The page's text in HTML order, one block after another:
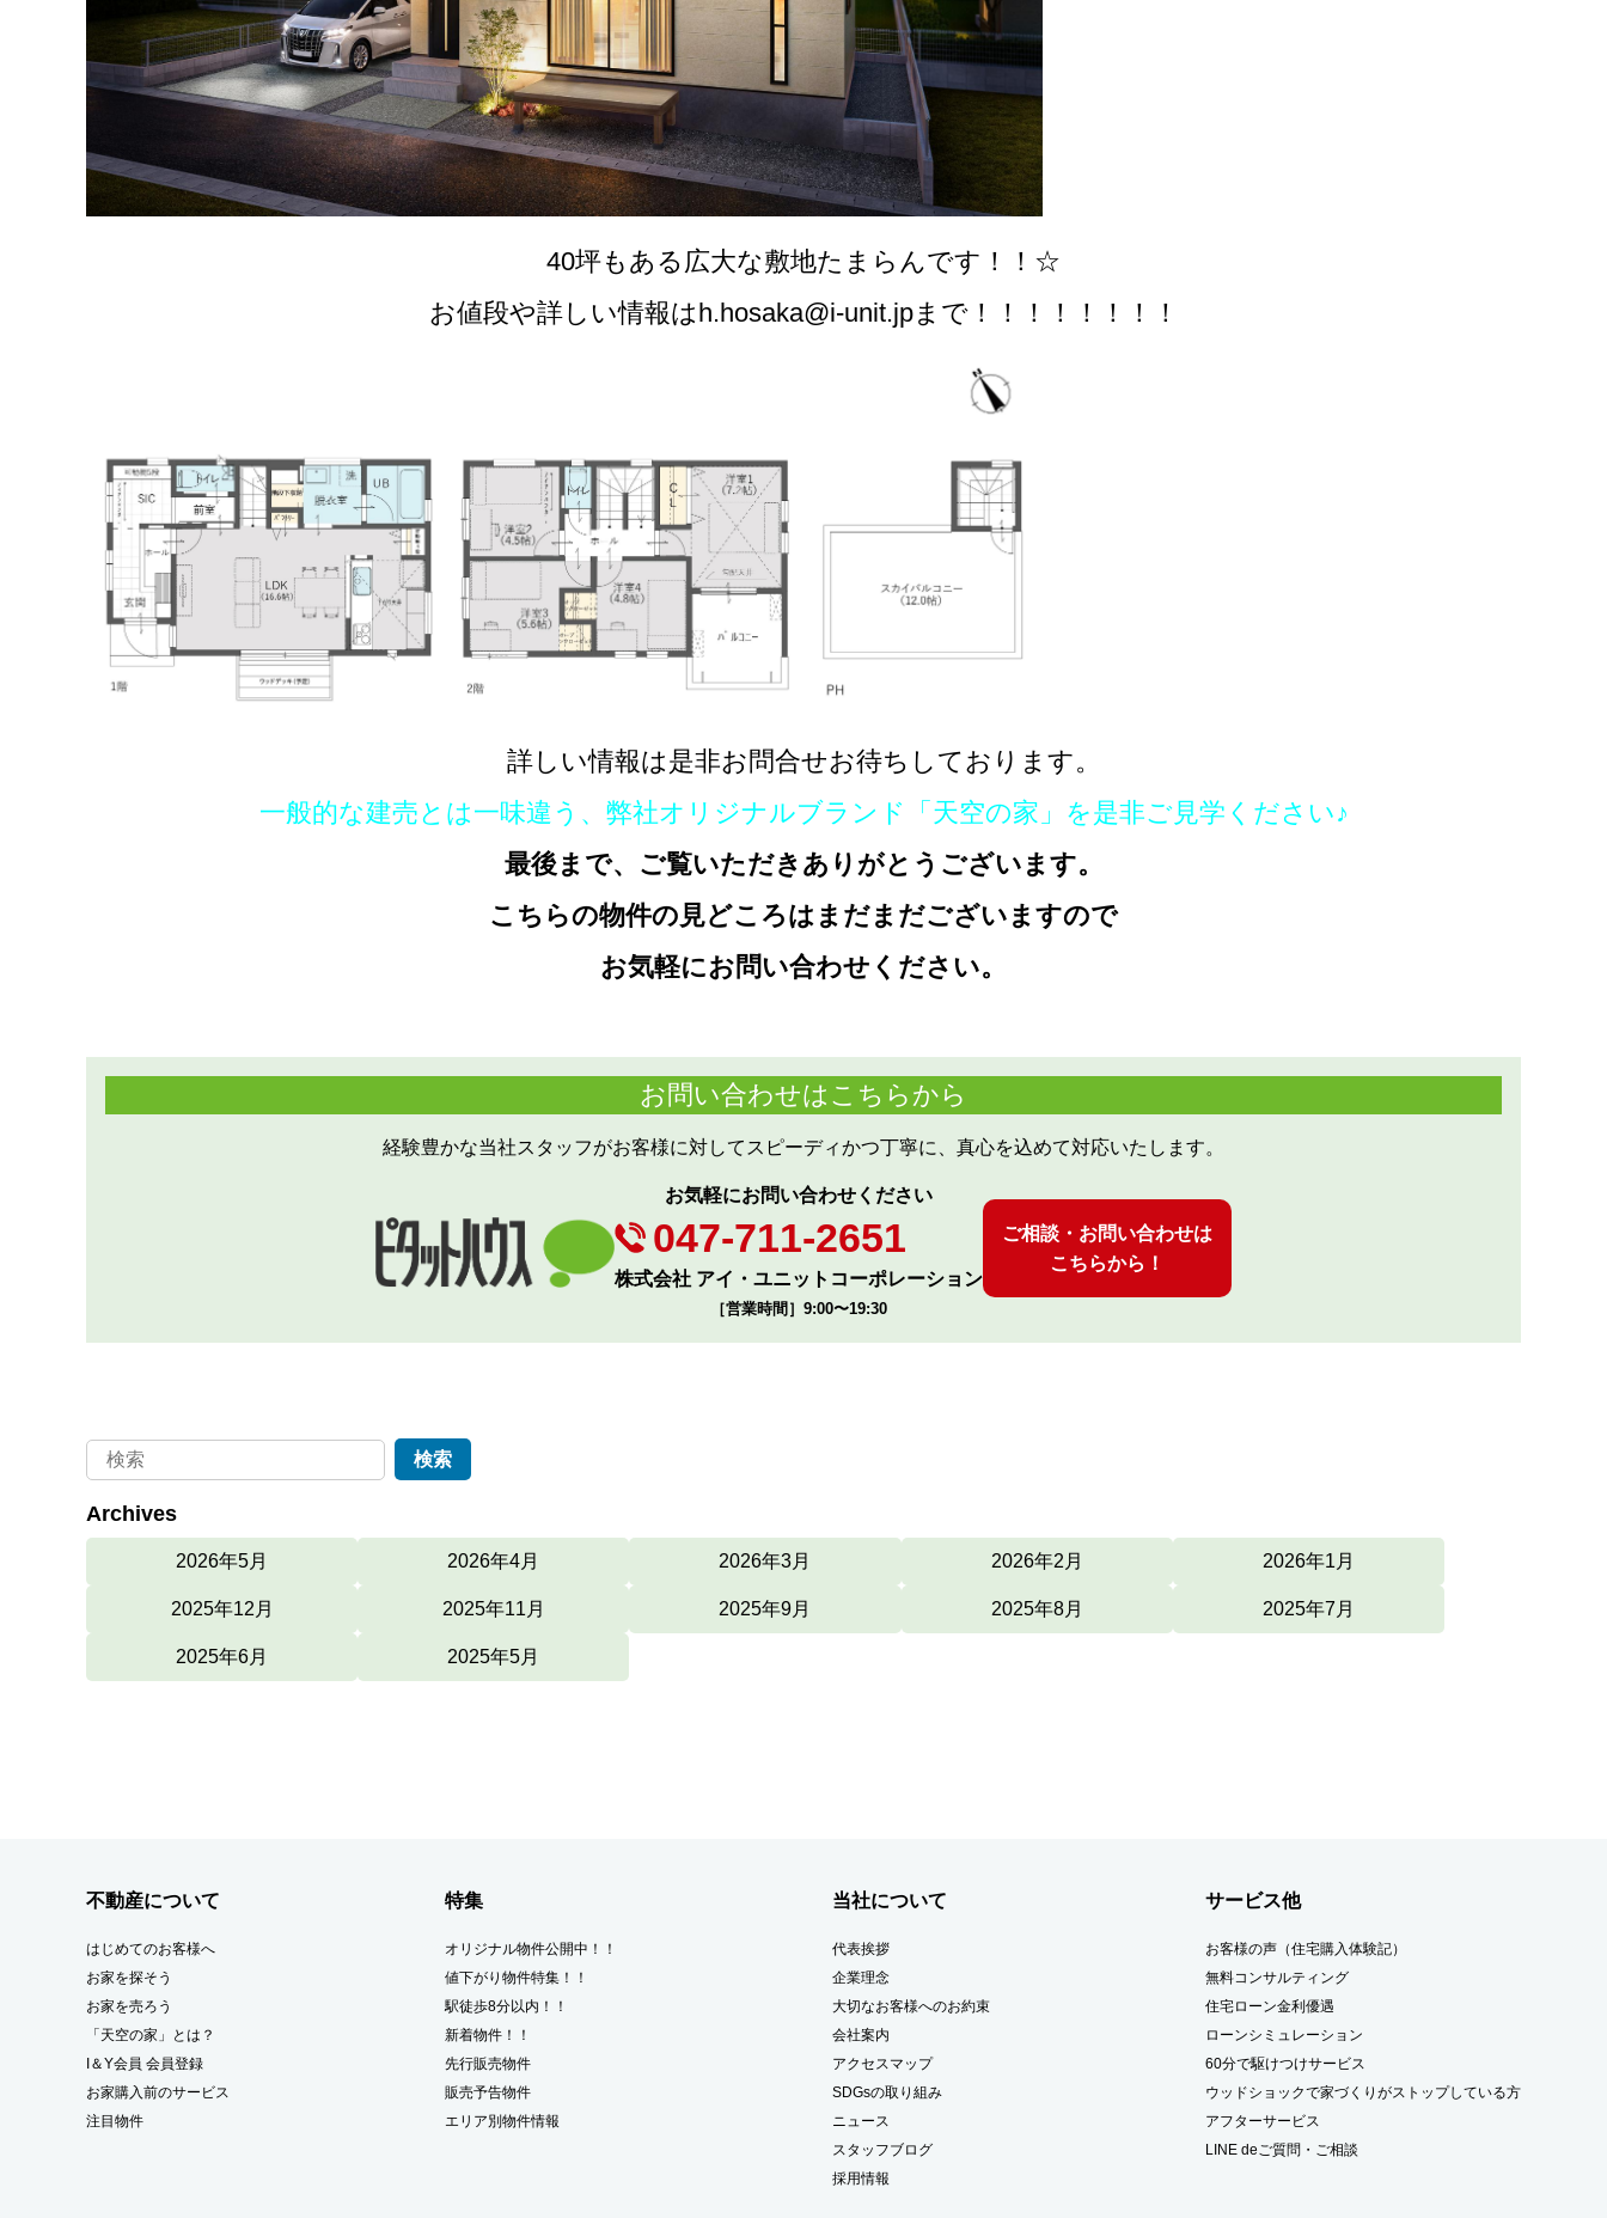
40坪もある広大な敷地たまらんです！！ ☆
お値段や詳しい情報はh.hosaka@i-unit.jpまで！！！！！！！！
詳しい情報は是非お問合せお待ちしております。
一般的な建売とは一味違う、弊社オリジナルブランド「天空の家」を是非ご見学ください♪
最後まで、ご覧いただきありがとうござい ます。
こちらの物件の見どころはまだまだございますので
お気軽にお問い合わせください。
お問い合わせはこちらから
経験豊かな当社スタッフがお客様に対してスピーディかつ丁寧に、真心を込めて対応いたします。
お気軽にお問い合わせください
047-711-2651
株式会社 アイ・ユニットコーポレーション
［営業時間］9:00〜19:30
ご相談・お問い合わせは
こちらから！
Archives
2026年5月 2026年4月 2026年3月 2026年2月 2026年1月
2025年12月 2025年11月 2025年9月 2025年8月 2025年7月
2025年6月 2025年5月
不動産について
はじめてのお客様へ
お家を探そう
お家を売ろう
「天空の家」とは？
I＆Y会員 会員登録
お家購入前のサービス
注目物件
特集
オリジナル物件公開中！！
値下がり物件特集！！
駅徒歩8分以内！！
新着物件！！
先行販売物件
販売予告物件
エリア別物件情報
当社について
代表挨拶
企業理念
大切なお客様へのお約束
会社案内
アクセスマップ
SDGsの取り組み
ニュース
スタッフブログ
採用情報
サービス他
お客様の声（住宅購入体験記）
無料コンサルティング
住宅ローン金利優遇
ローンシミュレーション
60分で駆けつけサービス
ウッドショックで家づくりがストップしている方
アフターサービス
LINE deご質問・ご相談